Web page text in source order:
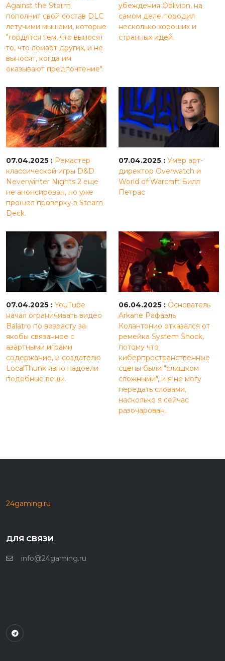
Against the Storm
пополнит свой состав DLC
летучими мышами, которые
"гордятся тем, что выносят
то, что ломает других, и не
выносят, когда им
оказывают предпочтение".
убеждения Oblivion, на
самом деле породил
несколько хороших и
странных идей.
07.04.2025 : Ремастер
классической игры D&D
Neverwinter Nights 2 еще
не анонсирован, но уже
прошел проверку в Steam
Deck.
07.04.2025 : Умер арт-
директор Overwatch и
World of Warcraft Билл
Петрас
07.04.2025 : YouTube
начал ограничивать видео
Balatro по возрасту за
якобы связанное с
азартными играми
содержание, и создателю
LocalThunk явно надоели
подобные вещи.
06.04.2025 : Основатель
Arkane Рафаэль
Колантонио отказался от
ремейка System Shock,
потому что
киберпространственные
сцены были "слишком
сложными", и я не могу
передать словами,
насколько я сейчас
разочарован.
24gaming.ru
ДЛЯ СВЯЗИ
info@24gaming.ru